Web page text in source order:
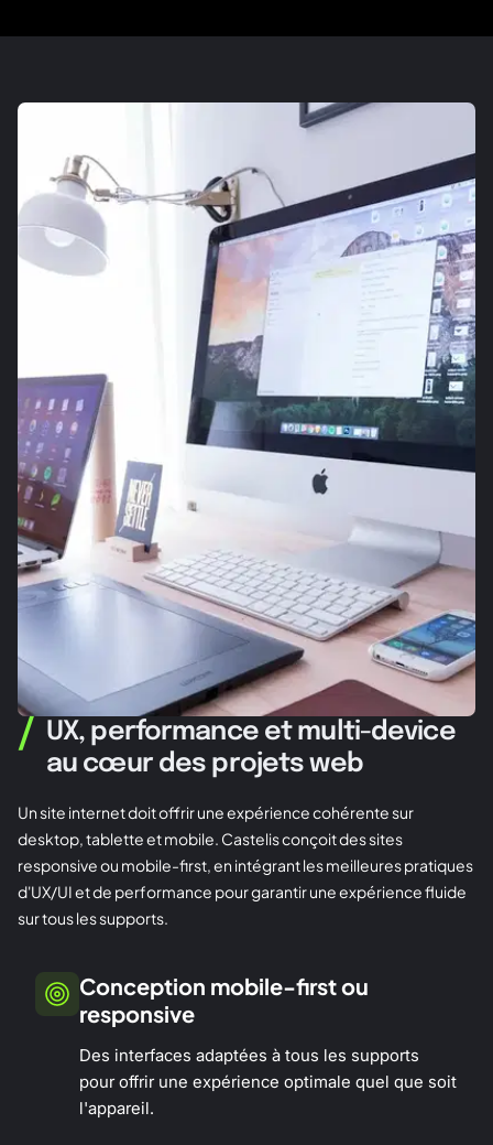
/ UX, performance et multi-device
au cœur des projets web
Un site internet doit offrir une expérience cohérente sur
desktop, tablette et mobile. Castelis conçoit des sites
responsive ou mobile-first, en intégrant les meilleures pratiques
d'UX/UI et de performance pour garantir une expérience fluide
sur tous les supports.
Conception mobile-first ou
responsive
Des interfaces adaptées à tous les supports
pour offrir une expérience optimale quel que soit
l'appareil.